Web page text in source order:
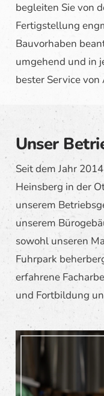
begleiten Sie von
Fertigstellung
Bauvorhaben
umgehend und in
bester Service von
Unser
Seit dem Jahr
Heinsberg in der
unserem
unserem
sowohl unseren
Fuhrpark
erfahrene
und Fortbildung